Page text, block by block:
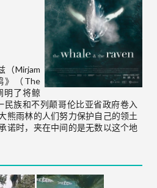
（Mirjam
》（The
明了将鲸
民族和不列颠哥伦比亚省政府卷入
熊雨林的人们努力保护自己的领土
诺时，夹在中间的是无数以这个地